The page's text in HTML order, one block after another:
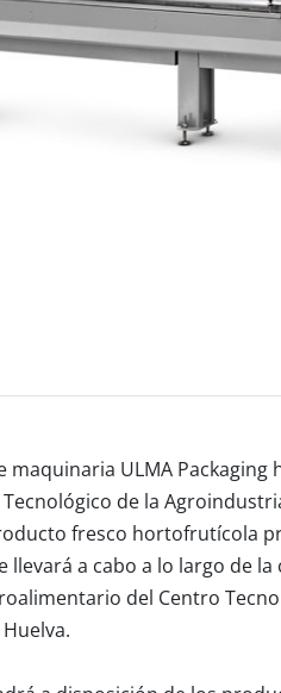
maquinaria ULMA
Tecnológico de la
fresco hortofrutícola
llevará a cabo a lo largo de
del Centro